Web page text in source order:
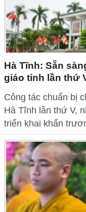
Hà Tĩnh: Sẵn
giáo tỉnh lần thứ
Công tác chuẩn bị
Hà Tĩnh lần thứ V,
triển khai khẩn